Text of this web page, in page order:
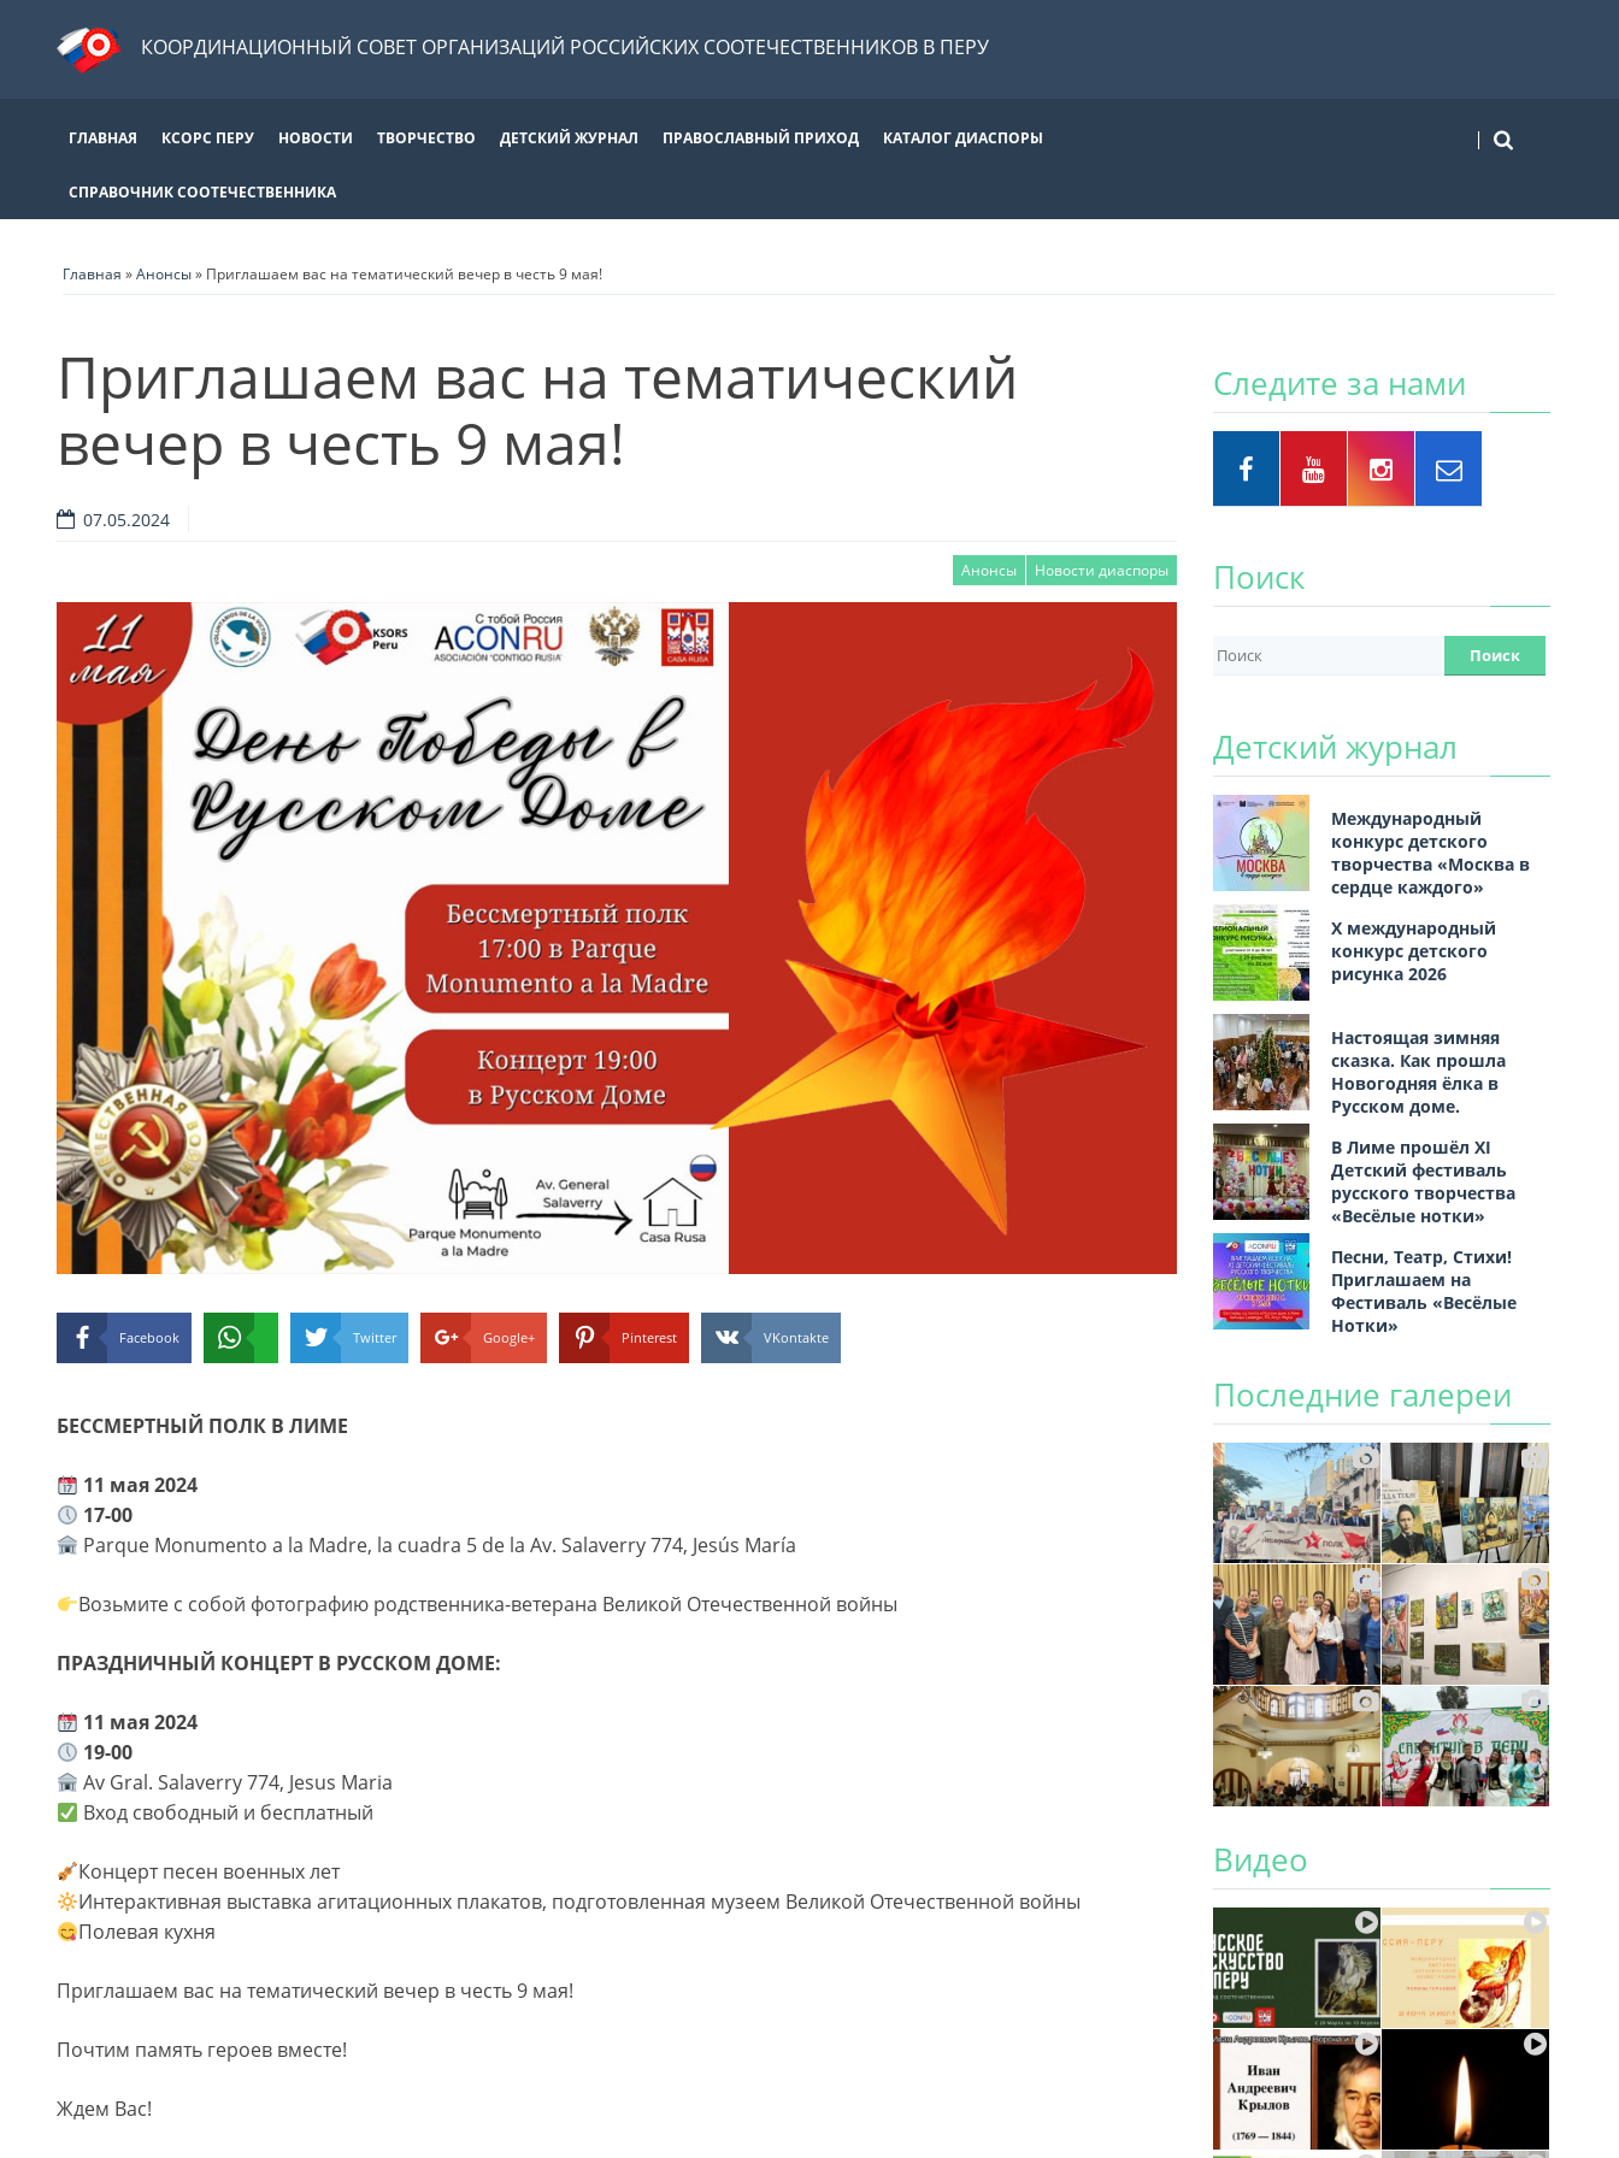
КООРДИНАЦИОННЫЙ СОВЕТ ОРГАНИЗАЦИЙ РОССИЙСКИХ СООТЕЧЕСТВЕННИКОВ В ПЕРУ
ГЛАВНАЯ КСОРС ПЕРУ НОВОСТИ ТВОРЧЕСТВО ДЕТСКИЙ ЖУРНАЛ ПРАВОСЛАВНЫЙ ПРИХОД КАТАЛОГ ДИАСПОРЫ
СПРАВОЧНИК СООТЕЧЕСТВЕННИКА
Главная »Анонсы» Приглашаем вас на тематический вечер в честь 9 мая!
Приглашаем вас на тематический
вечер в честь 9 мая!
07.05.2024
Анонсы Новости диаспоры
Facebook Twitter Google+ Pinterest VKontakte
БЕССМЕРТНЫЙ ПОЛК В ЛИМЕ
11 мая 2024
17-00
Parque Monumento a la Madre, la cuadra 5 de la Av. Salaverry 774, Jesús María
Возьмите с собой фотографию родственника-ветерана Великой Отечественной войны
ПРАЗДНИЧНЫЙ КОНЦЕРТ В РУССКОМ ДОМЕ:
11 мая 2024
19-00
Av Gral. Salaverry 774, Jesus Maria
Вход свободный и бесплатный
Концерт песен военных лет
Интерактивная выставка агитационных плакатов, подготовленная музеем Великой Отечественной войны
Полевая кухня
Приглашаем вас на тематический вечер в честь 9 мая!
Почтим память героев вместе!
Ждем Вас!
Следите за нами
Поиск
Детский журнал
Международный
конкурс детского
творчества «Москва в
сердце каждого»
Х международный
конкурс детского
рисунка 2026
Настоящая зимняя
сказка. Как прошла
Новогодняя ёлка в
Русском доме.
В Лиме прошёл XI
Детский фестиваль
русского творчества
«Весёлые нотки»
Песни, Театр, Стихи!
Приглашаем на
Фестиваль «Весёлые
Нотки»
Последние галереи
Видео